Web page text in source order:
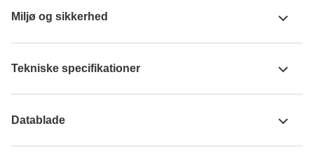
Miljø og sikkerhed
Tekniske specifikationer
Datablade